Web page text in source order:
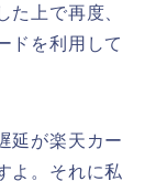
た上で再度、
ドを利用して
延が楽天カー
よ。それに私